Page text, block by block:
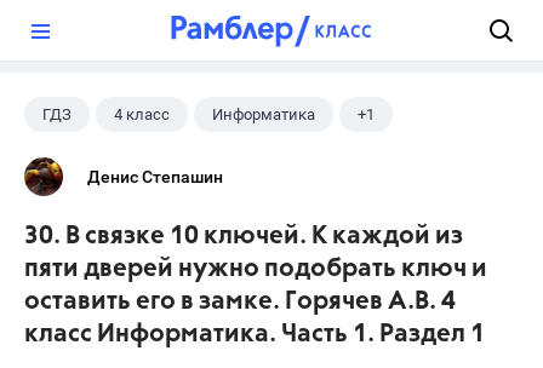
ГДЗ 4 класс Информатика +1
Горячев А.В.
Денис Степашин
30. В связке 10 ключей. К каждой из
пяти дверей нужно подобрать ключ и
оставить его в замке. Горячев А.В. 4
класс Информатика. Часть 1. Раздел 1